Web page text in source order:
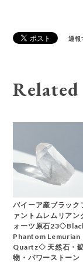
通報
バイーア産ブラック
ァントムレムリアン
ォーツ原石
Phantom Lemurian
Quartz◇ 天然石・
物・パワーストーン